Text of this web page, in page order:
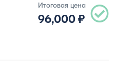
Итоговая цена
96,000₽